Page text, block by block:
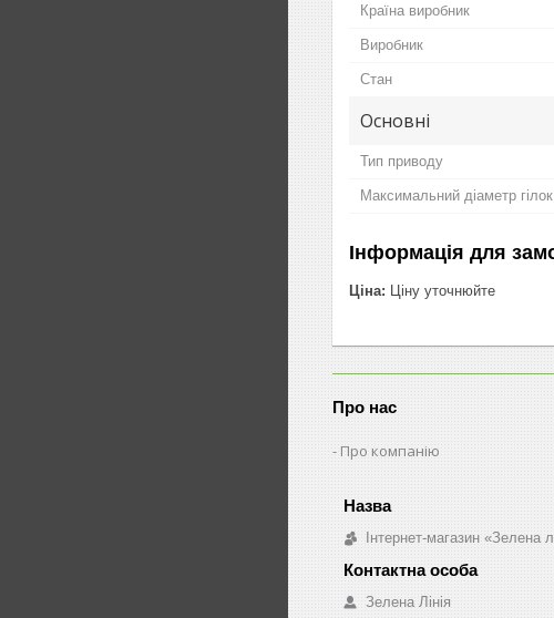
Країна виробник
Виробник
Стан
Основні
Тип приводу
Максимальний діаметр гілок
Інформація для
Ціна: Ціну уточнюйте
Про нас
Про компанію
Інтернет-магазин «Зелена
Зелена Лінія